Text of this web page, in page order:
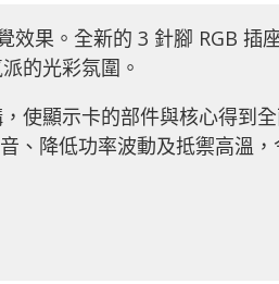
效果。全新的 3 針腳 RGB 插
的光彩氛圍。
使顯示卡的部件與核心得到
、降低功率波動及抵禦高溫，